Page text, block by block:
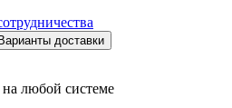
доставки
любой системе